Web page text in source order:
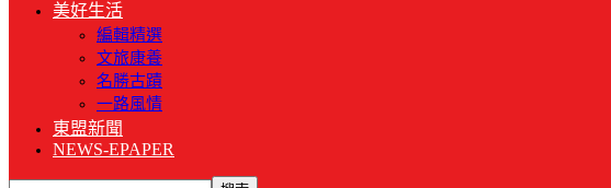
美好生活
編輯精選
文旅康養
名勝古蹟
一路風情
東盟新聞
NEWS-EPAPER